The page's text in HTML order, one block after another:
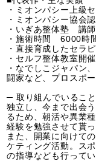
・ミオンパシー上級
・ミオンパシー協会
・いぎあ整体塾 講師
・施術時間 6000時
・直接育成したセラ
・セルフ整体教室開
・なでしこジャパン
闘家など、プロスポ
─ 取り組んでいるこ
独立し、今まで出会
るため、朝活や異業
経験を勉強させて貰っ
また、開業に向けて
ケティング活動。ス
の指導なども行ってい